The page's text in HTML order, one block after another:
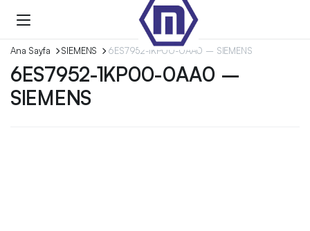
Ana Sayfa SIEMENS 6ES7952-1KP00-0AA0 – SIEMENS
6ES7952-1KP00-0AA0 –
SIEMENS